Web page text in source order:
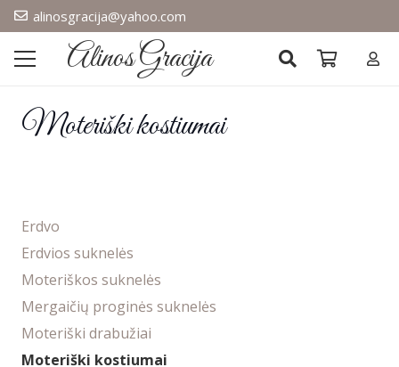
alinosgracija@yahoo.com
Alinos Gracija
Moteriški kostiumai
Erdvo
Erdvios suknelės
Moteriškos suknelės
Mergaičių proginės suknelės
Moteriški drabužiai
Moteriški kostiumai